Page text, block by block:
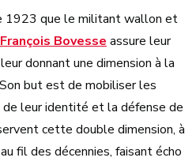
1923 que le militant wallon et
François Bovesse assure leur
donnant une dimension à la
but est de mobiliser les
leur identité et la défense de
cette double dimension, à
fil des décennies, faisant écho